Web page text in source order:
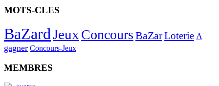
MOTS-CLES
BaZardJeuxConcours BaZarLoterie A
gagner Concours-Jeux
MEMBRES